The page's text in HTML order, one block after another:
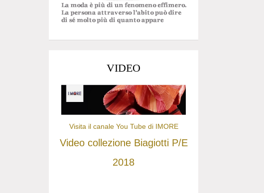
VIDEO
Visita il canale You Tube di IMORE
Video collezione Biagiotti P/E
2018